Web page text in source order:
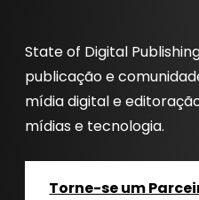
State of Digital
publicação e
mídia digital e
mídias e tecnologia.
Torne-se um